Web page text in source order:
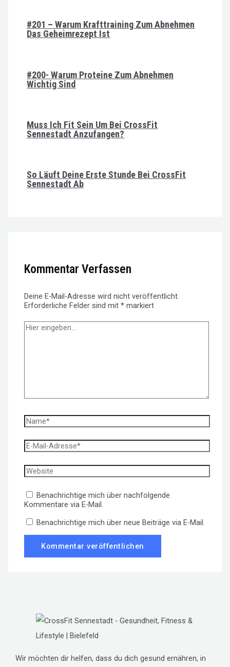
#201 – Warum Krafttraining Zum Abnehmen
Das Geheimrezept Ist
#200- Warum Proteine Zum Abnehmen
Wichtig Sind
Muss Ich Fit Sein Um Bei CrossFit
Sennestadt Anzufangen?
So Läuft Deine Erste Stunde Bei CrossFit
Sennestadt Ab
Kommentar Verfassen
Deine E-Mail-Adresse wird nicht veröffentlicht.
Erforderliche Felder sind mit* markiert
Hier
eingeben…
Name*
E-
Mail-
Website
Benachrichtige mich über nachfolgende
Kommentare via E-Mail.
Benachrichtige mich über neue Beiträge via E-Mail.
Wir möchten dir helfen, dass du dich gesund ernähren, in